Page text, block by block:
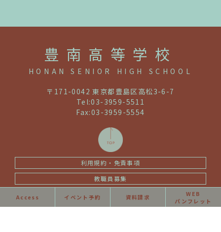
Access イベント予約 資料請求
WEB
パンフレット
豊南高等学校
HONAN SENIOR HIGH SCHOOL
〒171-0042 東京都豊島区高松3-6-7
Tel:03-3959-5511
Fax:03-3959-5554
利用規約・免責事項
教職員募集
同窓会情報